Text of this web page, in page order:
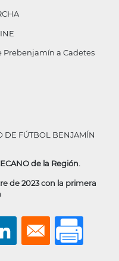
Prebenjamín a Cadetes
DE FÚTBOL BENJAMÍN
de la Región.
de 2023 con la primera